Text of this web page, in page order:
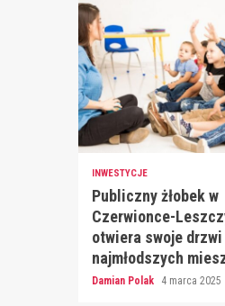
INWESTYCJE
Publiczny żłobek w
Czerwionce-
otwiera swoje
najmłodszych
Damian Polak 4 marca 2025